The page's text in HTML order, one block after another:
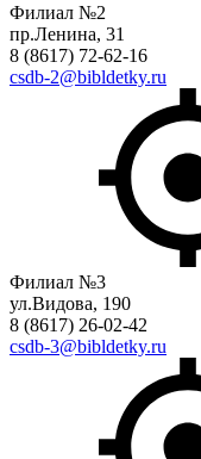
Филиал №2
пр.Ленина, 31
8 (8617) 72-62-16
csdb-2@bibldetky.ru
Филиал №3
ул.Видова, 190
8 (8617) 26-02-42
csdb-3@bibldetky.ru